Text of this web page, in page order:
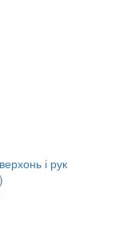
і рук